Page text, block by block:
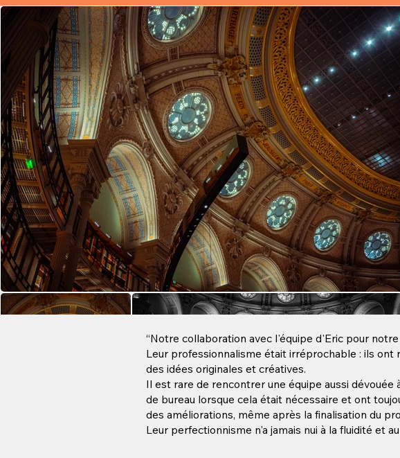
“Notre collaboration avec l'équipe d'Eric pour
Leur professionnalisme était irréprochable : ils
des idées originales et créatives.
Il est rare de rencontrer une équipe aussi
de bureau lorsque cela était nécessaire et ont
des améliorations, même après la finalisation du
Leur perfectionnisme n'a jamais nui à la fluidité et